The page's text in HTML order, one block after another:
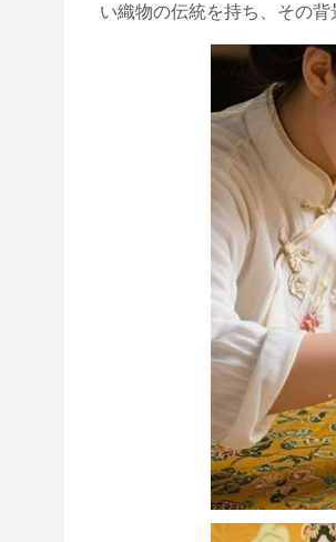
い織物の伝統を持ち、その背